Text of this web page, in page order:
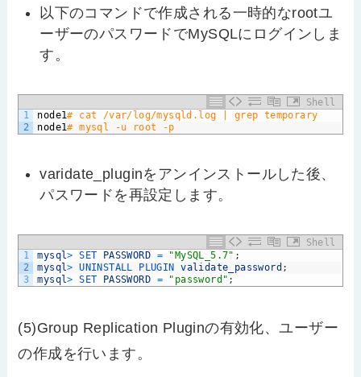
以下のコマンドで作成される一時的なrootユ
ーザーのパスワードでMySQLにログインしま
す。
Shell
1
2
node1# cat /var/log/mysqld.log | grep temporary
node1# mysql -u root -p
varidate_pluginをアンインストールした後、
パスワードを再設定します。
Shell
1
2
3
mysql> SET PASSWORD = "MySQL_5.7" ;
mysql> UNINSTALL PLUGIN validate_password ;
mysql> SET PASSWORD = "password" ;
(5)Group Replication Pluginの有効化、ユーザー
の作成を行います。